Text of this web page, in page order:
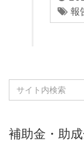
報
補助金・助